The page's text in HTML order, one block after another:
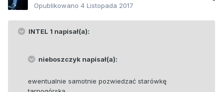
Opublikowano 4 Listopada 2017
INTEL 1 napisał(a):
nieboszczyk napisał(a):
ewentualnie samotnie pozwiedzać starówkę